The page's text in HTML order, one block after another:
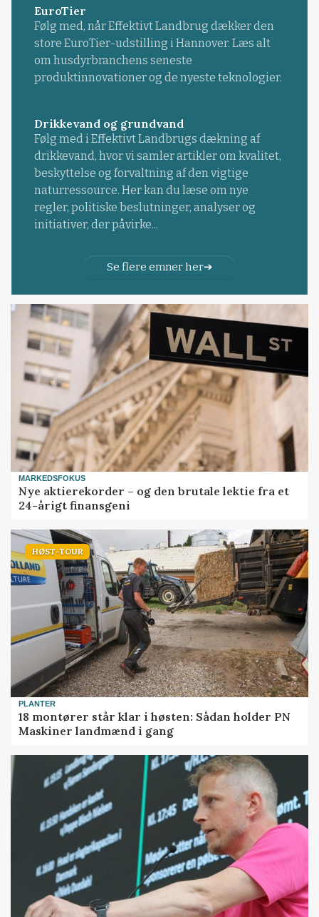
EuroTier
Følg med, når Effektivt Landbrug dækker den
store EuroTier-udstilling i Hannover. Læs alt
om husdyrbranchens seneste
produktinnovationer og de nyeste teknologier.
Drikkevand og grundvand
Følg med i Effektivt Landbrugs dækning af
drikkevand, hvor vi samler artikler om kvalitet,
beskyttelse og forvaltning af den vigtige
naturressource. Her kan du læse om nye
regler, politiske beslutninger, analyser og
initiativer, der påvirke...
Se flere emner her
MARKEDSFOKUS
Nye aktierekorder – og den brutale lektie fra et
24-årigt finansgeni
HØST-TOUR
PLANTER
18 montører står klar i høsten: Sådan holder PN
Maskiner landmænd i gang